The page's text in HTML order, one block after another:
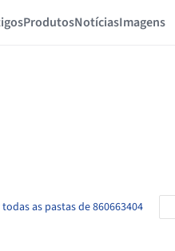
ProdutosNotíciasImagens
todas as pastas de 860663404